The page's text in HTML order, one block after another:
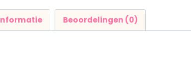
Beoordelingen (0)